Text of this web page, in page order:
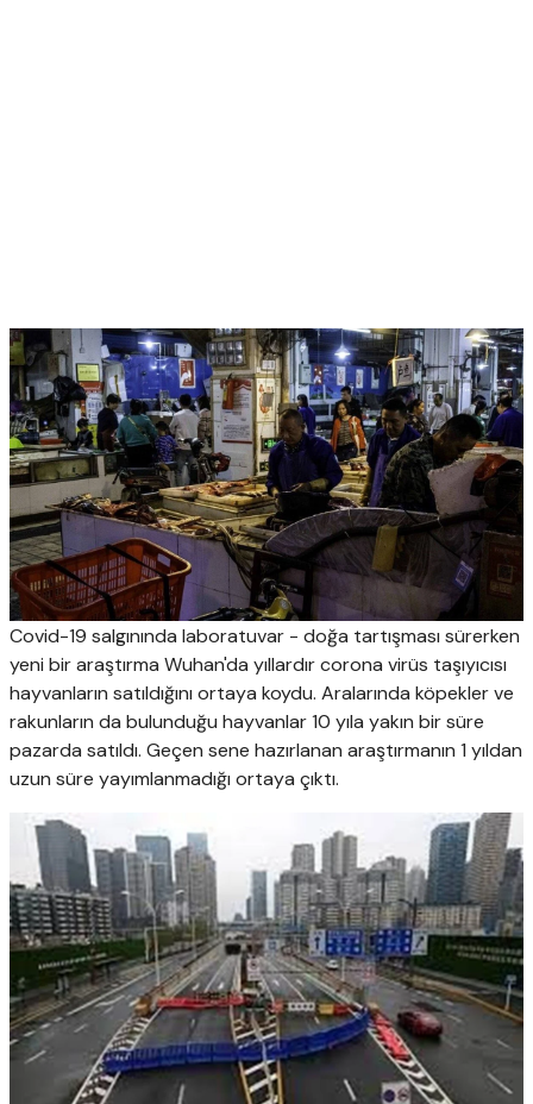
Covid-19 salgınında laboratuvar - doğa tartışması sürerken
yeni bir araştırma Wuhan'da yıllardır corona virüs taşıyıcısı
hayvanların satıldığını ortaya koydu. Aralarında köpekler ve
rakunların da bulunduğu hayvanlar 10 yıla yakın bir süre
pazarda satıldı. Geçen sene hazırlanan araştırmanın 1 yıldan
uzun süre yayımlanmadığı ortaya çıktı.